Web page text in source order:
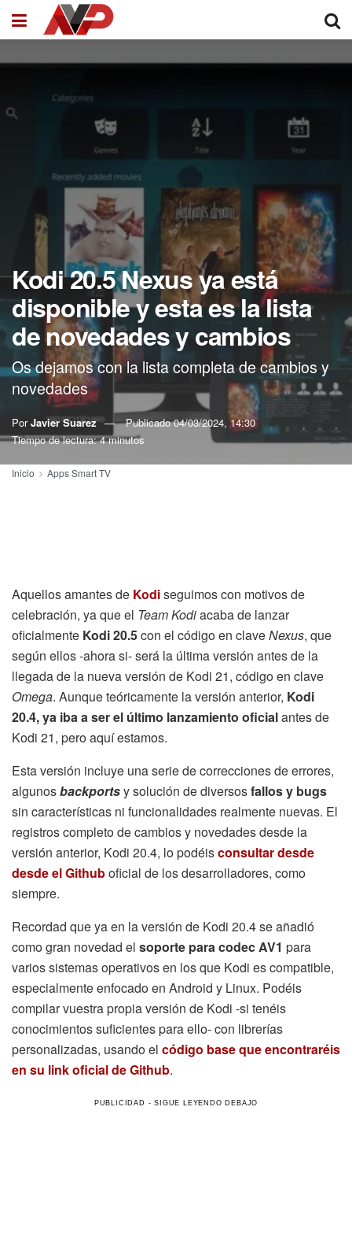
Kodi 20.5 Nexus ya está
disponible y esta es la lista
de novedades y cambios
Os dejamos con la lista completa de cambios y
novedades
Por Javier Suarez Publicado04/03/2024, 14:30
Tiempo de lectura: 4 minutos
Inicio Apps Smart TV
Aquellos amantes de Kodiseguimos con motivos de
celebración, ya que el Team Kodiacaba de lanzar
oficialmente Kodi 20.5con el código en claveNexus, que
según ellos -ahora si- será la última versión antes de la
llegada de la nueva versión de Kodi 21, código en clave
Omega. Aunque teóricamente la versión anterior, Kodi
20.4, ya iba a ser el último lanzamiento oficialantes de
Kodi 21, pero aquí estamos.
Esta versión incluye una serie de correcciones de errores,
algunosbackportsy solución de diversosfallos y bugs
sin características ni funcionalidades realmente nuevas. El
registros completo de cambios y novedades desde la
versión anterior, Kodi 20.4, lo podéisconsultar desde
desde el Githuboficial de los desarrolladores, como
siempre.
Recordad que ya en la versión de Kodi 20.4 se añadió
como gran novedad el soporte para codec AV1 para
varios sistemas operativos en los que Kodi es compatible,
especialmente enfocado en Android y Linux. Podéis
compilar vuestra propia versión de Kodi -si tenéis
conocimientos suficientes para ello- con librerías
personalizadas, usando el código base que encontraréis
en su link oficial de Github.